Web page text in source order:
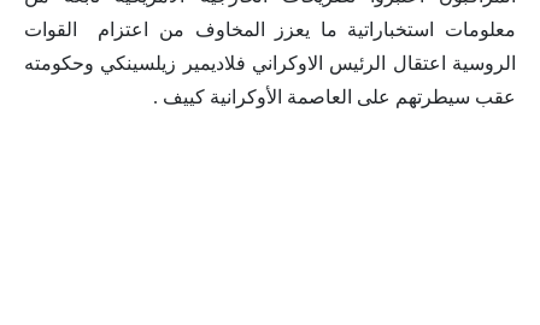
معلومات استخباراتية ما يعزز المخاوف من اعتزام القوات
الروسية اعتقال الرئيس الاوكراني فلاديمير زيلسينكي وحكومته
عقب سيطرتهم على العاصمة الأوكرانية كييف .